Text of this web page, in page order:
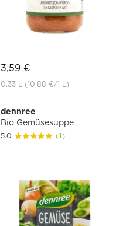
3,59 €
0.33 L (10,88 €/1 L)
dennree
Bio Gemüsesuppe
5.0 (1)